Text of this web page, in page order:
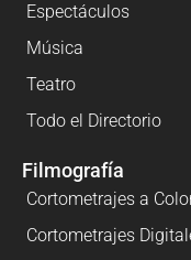
Espectáculos
Música
Teatro
Todo el Directorio
Filmografía
Cortometrajes a
Cortometrajes